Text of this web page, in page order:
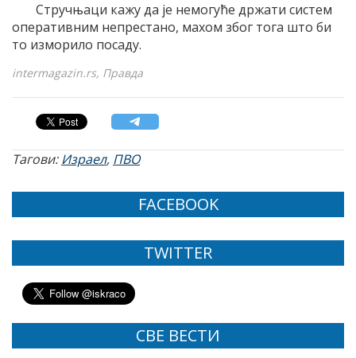
Стручњаци кажу да је немогуће држати систем
оперативним непрестано, махом због тога што би
то изморило посаду.
intermagazin.rs, Правда
Тагови:Израел, ПВО
FACEBOOK
TWITTER
СВЕ ВЕСТИ